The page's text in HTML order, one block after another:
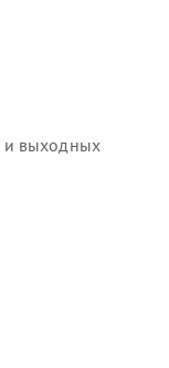
и выходных